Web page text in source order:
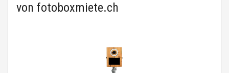
von fotoboxmiete.ch